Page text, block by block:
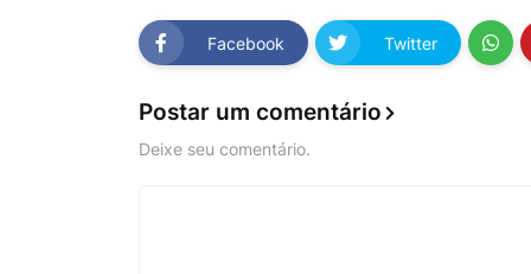
Facebook Twitter
Postar um comentário
Deixe seu comentário.